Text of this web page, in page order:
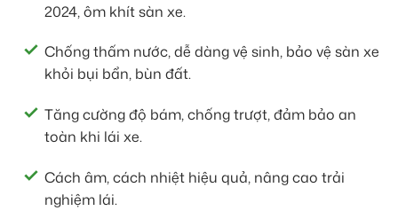
2024, ôm khít sàn xe.
Chống thấm nước, dễ dàng vệ sinh, bảo vệ sàn xe
khỏi bụi bẩn, bùn đất.
Tăng cường độ bám, chống trượt, đảm bảo an
toàn khi lái xe.
Cách âm, cách nhiệt hiệu quả, nâng cao trải
nghiệm lái.